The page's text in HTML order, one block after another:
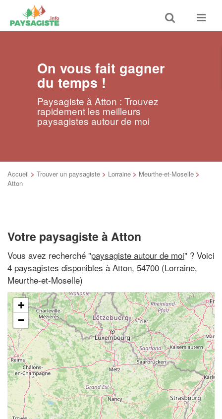
Toggle
search
Toggle
On vous fait gagner
du temps !
Paysagiste à Atton : Trouvez
rapidement les meilleurs
paysagistes autour de moi
Accueil > Trouver un paysagiste > Lorraine > Meurthe-et-Moselle >
Atton
Votre paysagiste à Atton
Vous avez recherché "paysagiste autour de moi" ? Voici
4 paysagistes disponibles à Atton, 54700 (Lorraine,
Meurthe-et-Moselle)
+
−